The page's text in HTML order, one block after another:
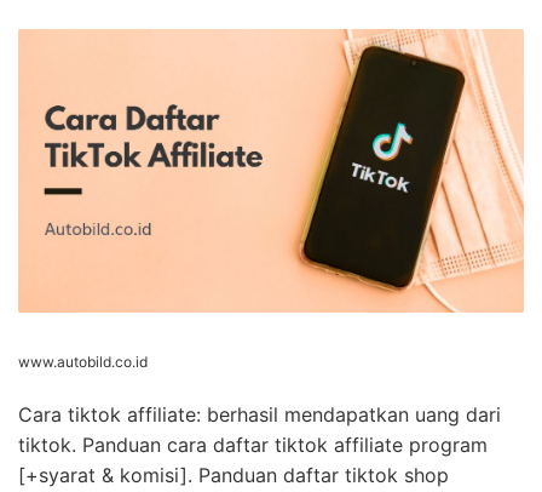
www.autobild.co.id
Cara tiktok affiliate: berhasil mendapatkan uang dari
tiktok. Panduan cara daftar tiktok affiliate program
[+syarat & komisi]. Panduan daftar tiktok shop